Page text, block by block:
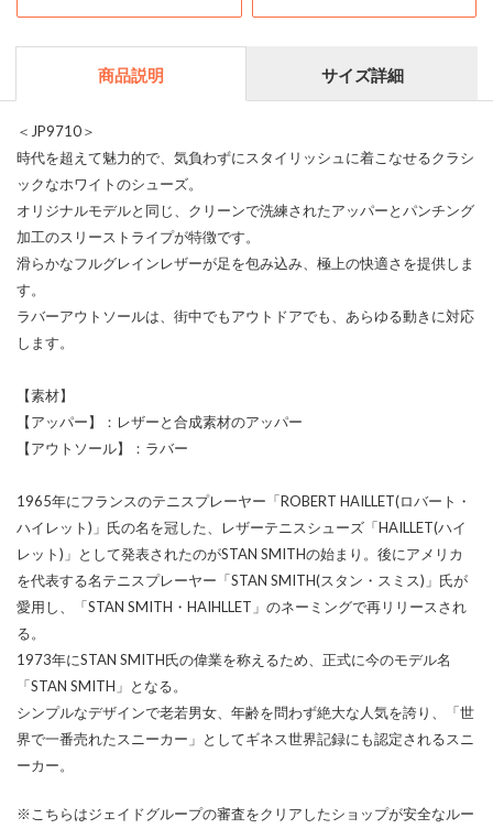
商品説明 サイズ詳細
＜JP9710＞
時代を超えて魅力的で、気負わずにスタイリッシュに着こなせるクラシ
ックなホワイトのシューズ。
オリジナルモデルと同じ、クリーンで洗練されたアッパーとパンチング
加工のスリーストライプが特徴です。
滑らかなフルグレインレザーが足を包み込み、極上の快適さを提供しま
す。
ラバーアウトソールは、街中でもアウトドアでも、あらゆる動きに対応
します。
【素材】
【アッパー】：レザーと合成素材のアッパー
【アウトソール】：ラバー
1965年にフランスのテニスプレーヤー「ROBERT HAILLET(ロバート・
ハイレット)」氏の名を冠した、レザーテニスシューズ「HAILLET(ハイ
レット)」として発表されたのがSTAN SMITHの始まり。後にアメリカ
を代表する名テニスプレーヤー「STAN SMITH(スタン・スミス)」氏が
愛用し、「STAN SMITH・HAIHLLET」のネーミングで再リリースされ
る。
1973年にSTAN SMITH氏の偉業を称えるため、正式に今のモデル名
「STAN SMITH」となる。
シンプルなデザインで老若男女、年齢を問わず絶大な人気を誇り、「世
界で一番売れたスニーカー」としてギネス世界記録にも認定されるスニ
ーカー。
※こちらはジェイドグループの審査をクリアしたショップが安全なルー